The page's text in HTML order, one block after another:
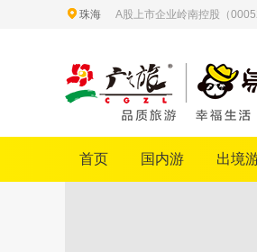
珠海 A股上市企业岭南控股（
首页 国内游 出境